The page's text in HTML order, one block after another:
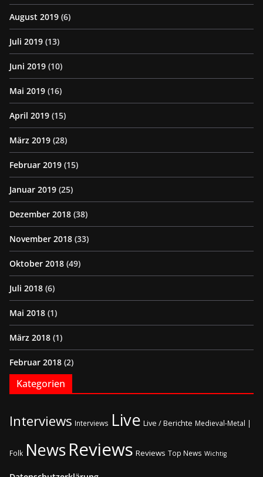
August 2019 (6)
Juli 2019 (13)
Juni 2019 (10)
Mai 2019 (16)
April 2019 (15)
März 2019 (28)
Februar 2019 (15)
Januar 2019 (25)
Dezember 2018 (38)
November 2018 (33)
Oktober 2018 (49)
Juli 2018 (6)
Mai 2018 (1)
März 2018 (1)
Februar 2018 (2)
Kategorien
Interviews Interviews Live Live / Berichte Medieval-Metal |
Folk NewsReviews Reviews Top News Wichtig